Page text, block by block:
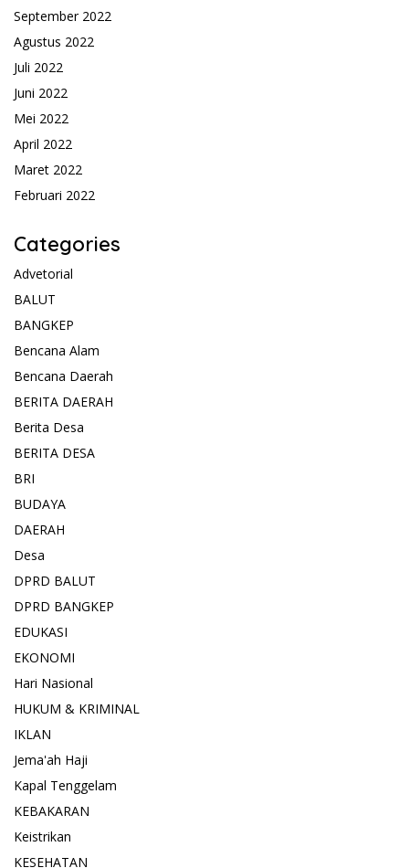
September 2022
Agustus 2022
Juli 2022
Juni 2022
Mei 2022
April 2022
Maret 2022
Februari 2022
Categories
Advetorial
BALUT
BANGKEP
Bencana Alam
Bencana Daerah
BERITA DAERAH
Berita Desa
BERITA DESA
BRI
BUDAYA
DAERAH
Desa
DPRD BALUT
DPRD BANGKEP
EDUKASI
EKONOMI
Hari Nasional
HUKUM & KRIMINAL
IKLAN
Jema'ah Haji
Kapal Tenggelam
KEBAKARAN
Keistrikan
KESEHATAN